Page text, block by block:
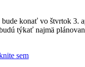
konať vo štvrtok
týkať najmä
sem